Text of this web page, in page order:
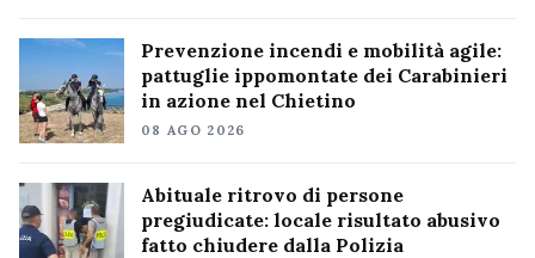
Prevenzione incendi e mobilità agile:
pattuglie ippomontate dei Carabinieri
in azione nel Chietino
08 AGO 2026
Abituale ritrovo di persone
pregiudicate: locale risultato abusivo
fatto chiudere dalla Polizia